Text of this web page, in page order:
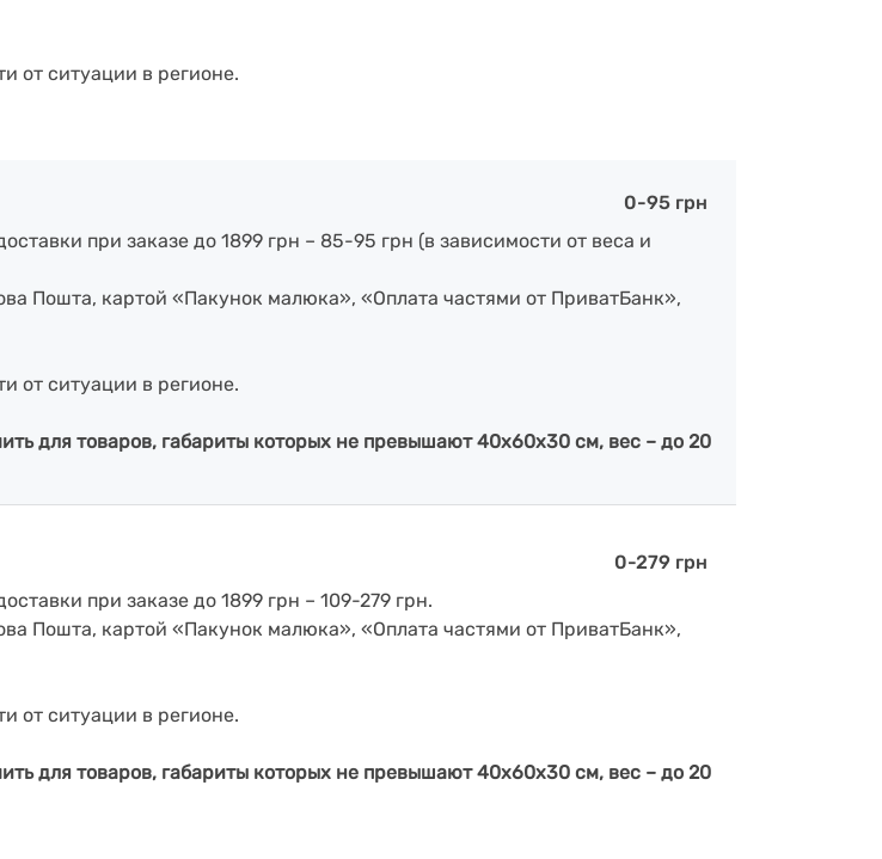
от ситуации в регионе.
0-95 грн
при заказе до 1899 грн – 85-95 грн (в зависимости от веса и
Пошта, картой «Пакунок малюка», «Оплата частями от ПриватБанк»,
от ситуации в регионе.
для товаров, габариты которых не превышают 40х60х30 см, вес – до 20
0-279 грн
при заказе до 1899 грн – 109-279 грн.
Пошта, картой «Пакунок малюка», «Оплата частями от ПриватБанк»,
от ситуации в регионе.
для товаров, габариты которых не превышают 40х60х30 см, вес – до 20